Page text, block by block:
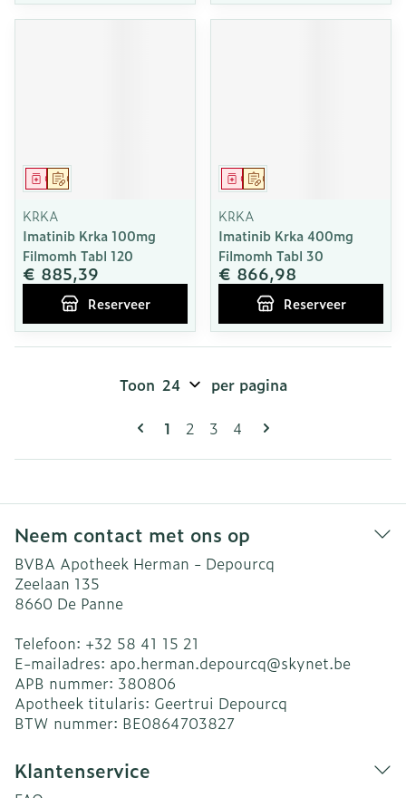
Op voorschrift
Geneesmiddel
KRKA
Imatinib Krka 100mg
Filmomh Tabl 120
€ 885,39
Reserveer
Op voorschrift
Geneesmiddel
KRKA
Imatinib Krka 400mg
Filmomh Tabl 30
€ 866,98
Reserveer
Pagina's
U lees momenteel pagina
1 Pagina
2 Pagina
3 Pagina
4
Toon per pagina
Neem contact met ons op
BVBA Apotheek Herman - Depourcq
Zeelaan 135
8660 De Panne
Telefoon: +32 58 41 15 21
E-mailadres: apo.herman.depourcq@skynet.be
APB nummer: 380806
Apotheek titularis: Geertrui Depourcq
BTW nummer: BE0864703827
Klantenservice